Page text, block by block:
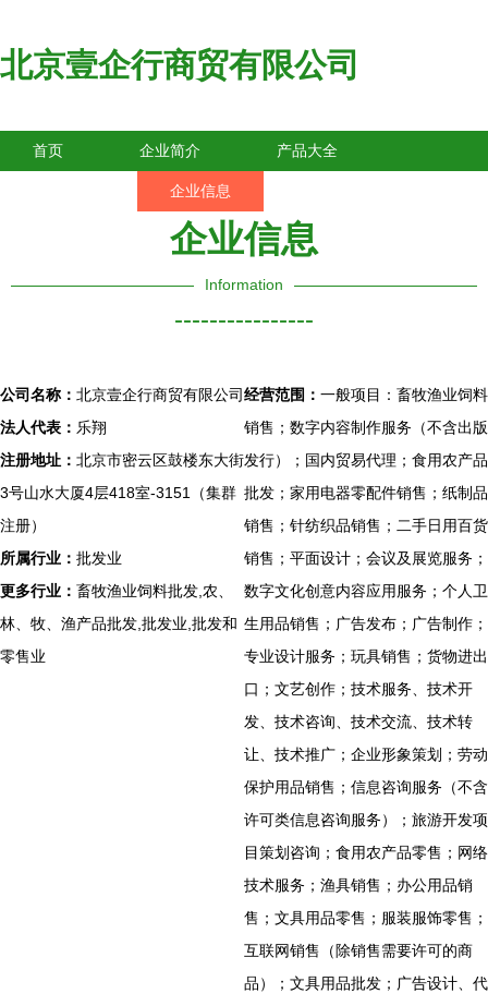
北京壹企行商贸有限公司
首页 企业简介 产品大全
企业信息
企业信息
Information
----------------
公司名称： 北京壹企行商贸有限公司
法人代表： 乐翔
注册地址： 北京市密云区鼓楼东大街
3号山水大厦4层418室-3151（集群
注册）
所属行业： 批发业
更多行业： 畜牧渔业饲料批发,农、
林、牧、渔产品批发,批发业,批发和
零售业
经营范围： 一般项目：畜牧渔业饲料
销售；数字内容制作服务（不含出版
发行）；国内贸易代理；食用农产品
批发；家用电器零配件销售；纸制品
销售；针纺织品销售；二手日用百货
销售；平面设计；会议及展览服务；
数字文化创意内容应用服务；个人卫
生用品销售；广告发布；广告制作；
专业设计服务；玩具销售；货物进出
口；文艺创作；技术服务、技术开
发、技术咨询、技术交流、技术转
让、技术推广；企业形象策划；劳动
保护用品销售；信息咨询服务（不含
许可类信息咨询服务）；旅游开发项
目策划咨询；食用农产品零售；网络
技术服务；渔具销售；办公用品销
售；文具用品零售；服装服饰零售；
互联网销售（除销售需要许可的商
品）；文具用品批发；广告设计、代